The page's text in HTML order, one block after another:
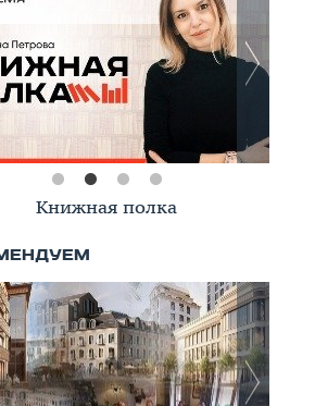
Книжная полка